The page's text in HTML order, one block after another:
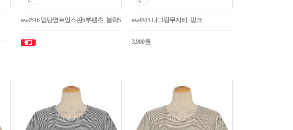
aw4516 밑단옆트임스판5부팬츠_블랙S aw4515 나그랑무지티_핑크
3,900원